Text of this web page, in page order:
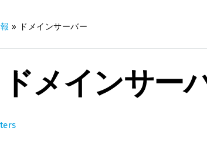
» ドメインサーバー
ドメインサー